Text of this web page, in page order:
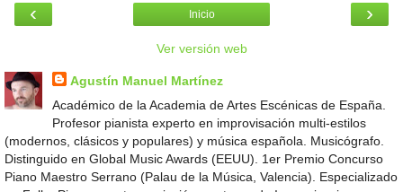
‹ ›
Inicio
Ver versión web
Agustín Manuel Martínez
Académico de la Academia de Artes Escénicas de España.
Profesor pianista experto en improvisación multi-estilos
(modernos, clásicos y populares) y música española. Musicógrafo.
Distinguido en Global Music Awards (EEUU). 1er Premio Concurso
Piano Maestro Serrano (Palau de la Música, Valencia). Especializado